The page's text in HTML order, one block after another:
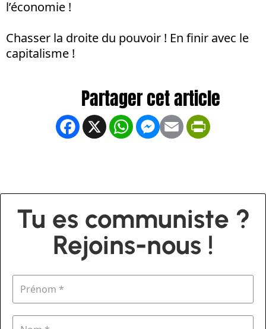
l’économie !
Chasser la droite du pouvoir ! En finir avec le
capitalisme !
Facebook
X WhatsApp
Messenger
Email
Tu es communiste ?
Rejoins-nous !